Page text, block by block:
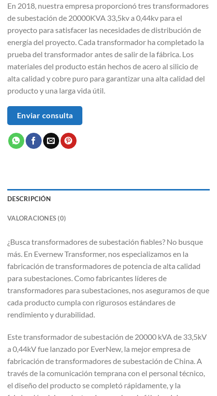
En 2018, nuestra empresa proporcionó tres transformadores
de subestación de 20000KVA 33,5kv a 0,44kv para el
proyecto para satisfacer las necesidades de distribución de
energía del proyecto. Cada transformador ha completado la
prueba del transformador antes de salir de la fábrica. Los
materiales del producto están hechos de acero al silicio de
alta calidad y cobre puro para garantizar una alta calidad del
producto y una larga vida útil.
Enviar consulta
DESCRIPCIÓN
VALORACIONES (0)
¿Busca transformadores de subestación fiables? No busque
más. En Evernew Transformer, nos especializamos en la
fabricación de transformadores de potencia de alta calidad
para subestaciones. Como fabricantes líderes de
transformadores para subestaciones, nos aseguramos de que
cada producto cumpla con rigurosos estándares de
rendimiento y durabilidad.
Este transformador de subestación de 20000 kVA de 33,5kV
a 0,44kV fue lanzado por EverNew, la mejor empresa de
fabricación de transformadores de subestación de China. A
través de la comunicación temprana con el personal técnico,
el diseño del producto se completó rápidamente, y la